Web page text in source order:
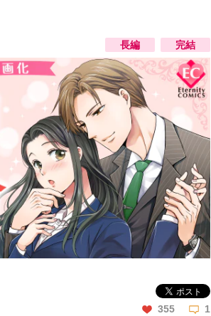
長編 完結
355 1